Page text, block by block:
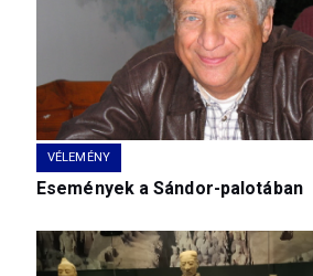
VÉLEMÉNY
Események a Sándor-palotában